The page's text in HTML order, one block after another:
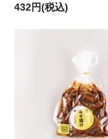
432円(税込)